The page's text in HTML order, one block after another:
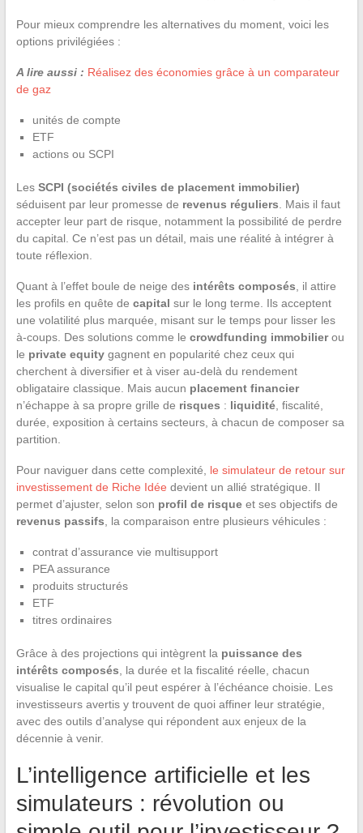
Pour mieux comprendre les alternatives du moment, voici les
options privilégiées :
A lire aussi : Réalisez des économies grâce à un comparateur
de gaz
unités de compte
ETF
actions ou SCPI
Les SCPI (sociétés civiles de placement immobilier)
séduisent par leur promesse de revenus réguliers . Mais il faut
accepter leur part de risque, notamment la possibilité de perdre
du capital. Ce n’est pas un détail, mais une réalité à intégrer à
toute réflexion.
Quant à l’effet boule de neige des intérêts composés , il attire
les profils en quête de capital sur le long terme. Ils acceptent
une volatilité plus marquée, misant sur le temps pour lisser les
à-coups. Des solutions comme le crowdfunding immobilierou
le private equitygagnent en popularité chez ceux qui
cherchent à diversifier et à viser au-delà du rendement
obligataire classique. Mais aucun placement financier
n’échappe à sa propre grille de risques : liquidité, fiscalité,
durée, exposition à certains secteurs, à chacun de composer sa
partition.
Pour naviguer dans cette complexité, le simulateur de retour sur
investissement de Riche Idée devient un allié stratégique. Il
permet d’ajuster, selon son profil de risqueet ses objectifs de
revenus passifs , la comparaison entre plusieurs véhicules :
contrat d’assurance vie multisupport
PEA assurance
produits structurés
ETF
titres ordinaires
Grâce à des projections qui intègrent la puissance des
intérêts composés , la durée et la fiscalité réelle, chacun
visualise le capital qu’il peut espérer à l’échéance choisie. Les
investisseurs avertis y trouvent de quoi affiner leur stratégie,
avec des outils d’analyse qui répondent aux enjeux de la
décennie à venir.
L’intelligence artificielle et les
simulateurs : révolution ou